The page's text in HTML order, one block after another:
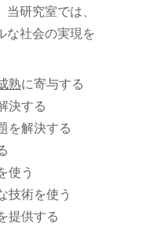
研究室では、
な社会の実現を
熟に寄与する
決する
を解決する
使う
技術を使う
提供する